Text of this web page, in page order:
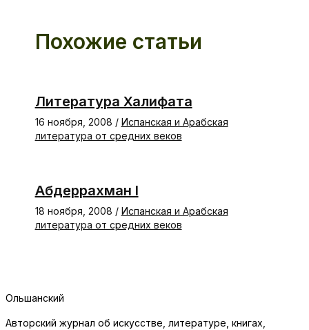
Похожие статьи
Литература Халифата
16 ноября, 2008 / Испанская и Арабская
литература от средних веков
Абдеррахман I
18 ноября, 2008 / Испанская и Арабская
литература от средних веков
Ольшанский
Авторский журнал об искусстве, литературе, книгах,